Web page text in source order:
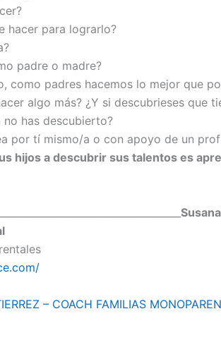
hacer para lograrlo?
padre o madre?
como padres hacemos lo mejor que
algo más? ¿Y si descubrieses que
no has descubierto?
por tí mismo/a o con apoyo de un
hijos a descubrir sus talentos es
– COACH FAMILIAS